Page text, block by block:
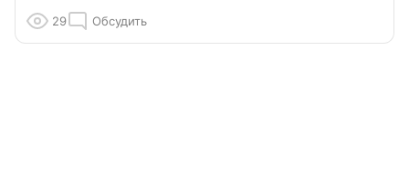
29 Обсудить